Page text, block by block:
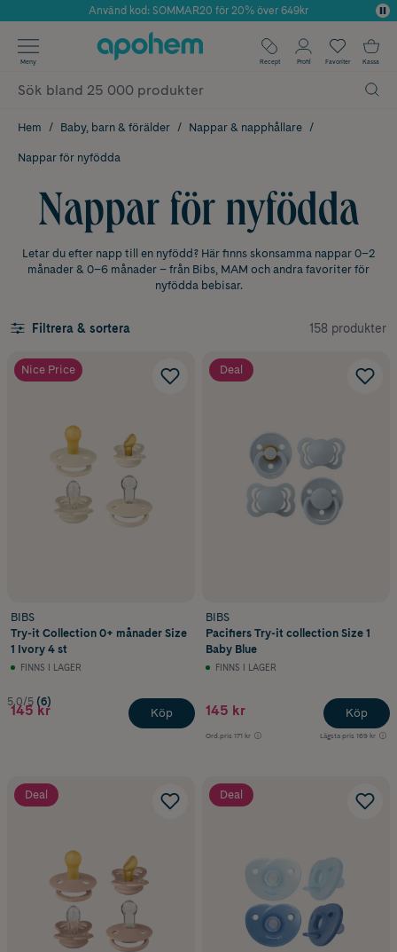
Årets Butik 2025 inom Skönhet
Använd kod: SOMMAR20 för 20% över 649kr
✓ Fri frakt
✓ Poäng på alla köp*
Meny Recept Profil Favoriter Kassa
Hem Baby, barn & förälder Nappar & napphållare
Nappar för nyfödda
Nappar för nyfödda
Letar du efter napp till en nyfödd? Här finns skonsamma nappar 0–2
månader & 0–6 månader – från Bibs, MAM och andra favoriter för
nyfödda bebisar.
Filtrera & sortera 158 produkter
Nice Price
BIBS
Try-it Collection 0+ månader Size
1 Ivory 4 st
FINNS I LAGER
5.0/5 (6)
145 kr Köp
Deal
BIBS
Pacifiers Try-it collection Size 1
Baby Blue
FINNS I LAGER
145 kr
Ord.pris 171 kr Lägsta pris 169 kr
Köp
Deal Deal